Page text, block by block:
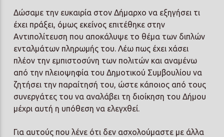
Δώσαμε την ευκαιρία στον Δήμαρχο να εξηγήσει τι
έχει πράξει, όμως εκείνος επιτέθηκε στην
Αντιπολίτευση που αποκάλυψε το θέμα των διπλών
ενταλμάτων πληρωμής του. Λέω πως έχει χάσει
πλέον την εμπιστοσύνη των πολιτών και αναμένω
από την πλειοψηφία του Δημοτικού Συμβουλίου να
ζητήσει την παραίτησή του, ώστε κάποιος από τους
συνεργάτες του να αναλάβει τη διοίκηση του Δήμου
μέχρι αυτή η υπόθεση να ελεγχθεί.
Για αυτούς που λένε ότι δεν ασχολούμαστε με άλλα